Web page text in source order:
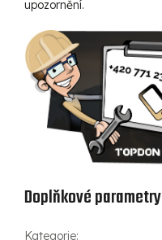
upozornění.
Doplňkové parametry
Kategorie: